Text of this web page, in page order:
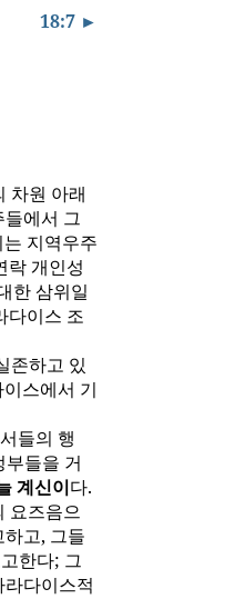
18:7 ►
차원 아래
에서 그
지역우주
락 개인성
한 삼위일
다이스 조
존하고 있
스에서 기
들의 행
들을 거
계신이다.
요즈음으
고, 그들
한다; 그
다이스적